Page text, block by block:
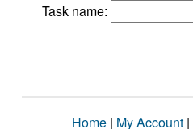
Task name:
Home | My Account |